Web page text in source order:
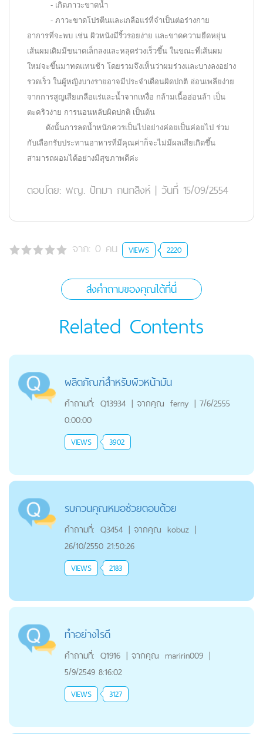
- เกิดภาวะขาดน้ำ
- ภาวะขาดโปรตีนและเกลือแร่ที่จำเป็นต่อร่างกาย
อาการที่จะพบ เช่น ผิวหนังมีริ้วรอยง่าย และขาดความยืดหยุ่น
เส้นผมเดิมมีขนาดเล็กลงและหลุดร่วงเร็วขึ้น ในขณะที่เส้นผม
ใหม่จะขึ้นมาทดแทนช้า โดยรวมจึงเห็นว่าผมร่วงและบางลงอย่าง
รวดเร็ว ในผู้หญิงบางรายอาจมีประจำเดือนผิดปกติ อ่อนเพลียง่าย
จากการสูญเสียเกลือแร่และน้ำจากเหงื่อ กล้ามเนื้ออ่อนล้า เป็น
ตะคริวง่าย การนอนหลับผิดปกติ เป็นต้น
ดังนั้นการลดน้ำหนักควรเป็นไปอย่างค่อยเป็นค่อยไป ร่วม
กับเลือกรับประทานอาหารที่มีคุณค่าก็จะไม่มีผลเสียเกิดขึ้น
สามารถผอมได้อย่างมีสุขภาพดีค่ะ
ตอบโดย: พญ. ปัทมา กนกสิงห์ | วันที่ 15/09/2554
จาก: 0 คน VIEWS 2220
ส่งคำถามของคุณได้ที่นี่
Related Contents
ผลิตภัณฑ์สำหรับผิวหน้ามัน
คำถามที่: Q13934 | จากคุณ ferny | 7/6/2555
0:00:00
VIEWS 3902
รบกวนคุณหมอช่วยตอบด้วย
คำถามที่: Q3454 | จากคุณ kobuz |
26/10/2550 21:50:26
VIEWS 2183
ทำอย่างไรดี
คำถามที่: Q1916 | จากคุณ maririn009 |
5/9/2549 8:16:02
VIEWS 3127